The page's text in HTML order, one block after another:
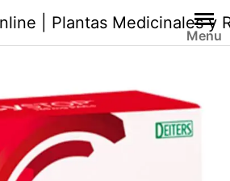
| Plantas Medicinales y
Menu